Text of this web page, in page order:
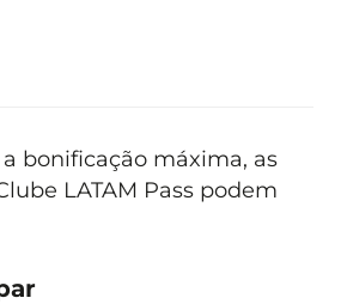
bonificação máxima, as
LATAM Pass podem